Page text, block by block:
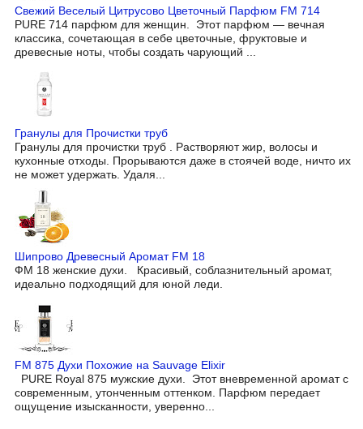
Свежий Веселый Цитрусово Цветочный Парфюм FM 714
PURE 714 парфюм для женщин. Этот парфюм — вечная
классика, сочетающая в себе цветочные, фруктовые и
древесные ноты, чтобы создать чарующий ...
Гранулы для Прочистки труб
Гранулы для прочистки труб . Растворяют жир, волосы и
кухонные отходы. Прорываются даже в стоячей воде, ничто их
не может удержать. Удаля...
Шипрово Древесный Аромат FM 18
ФМ 18 женские духи. Красивый, соблазнительный аромат,
идеально подходящий для юной леди.
FM 875 Духи Похожие на Sauvage Elixir
PURE Royal 875 мужские духи. Этот вневременной аромат с
современным, утонченным оттенком. Парфюм передает
ощущение изысканности, уверенно...